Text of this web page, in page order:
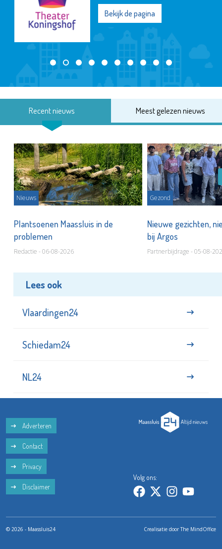
Bekijk de pagina
Recent nieuws Meest gelezen nieuws
Nieuws
Plantsoenen Maassluis in de
problemen
Redactie - 06-08-2026
Gezond
Nieuwe gezichten,
bij Argos
Partnerbijdrage - 05-08-
Lees ook
Vlaardingen24
Schiedam24
NL24
Adverteren
Contact
Privacy
Disclaimer
Volg ons:
© 2026 - Maassluis24 Crealisatie doorThe MindOffice